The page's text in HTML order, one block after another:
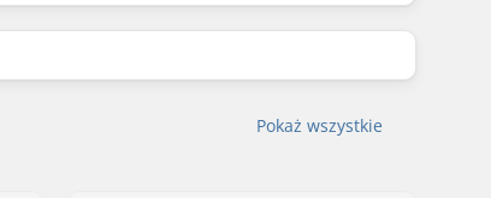
Pokaż wszystkie